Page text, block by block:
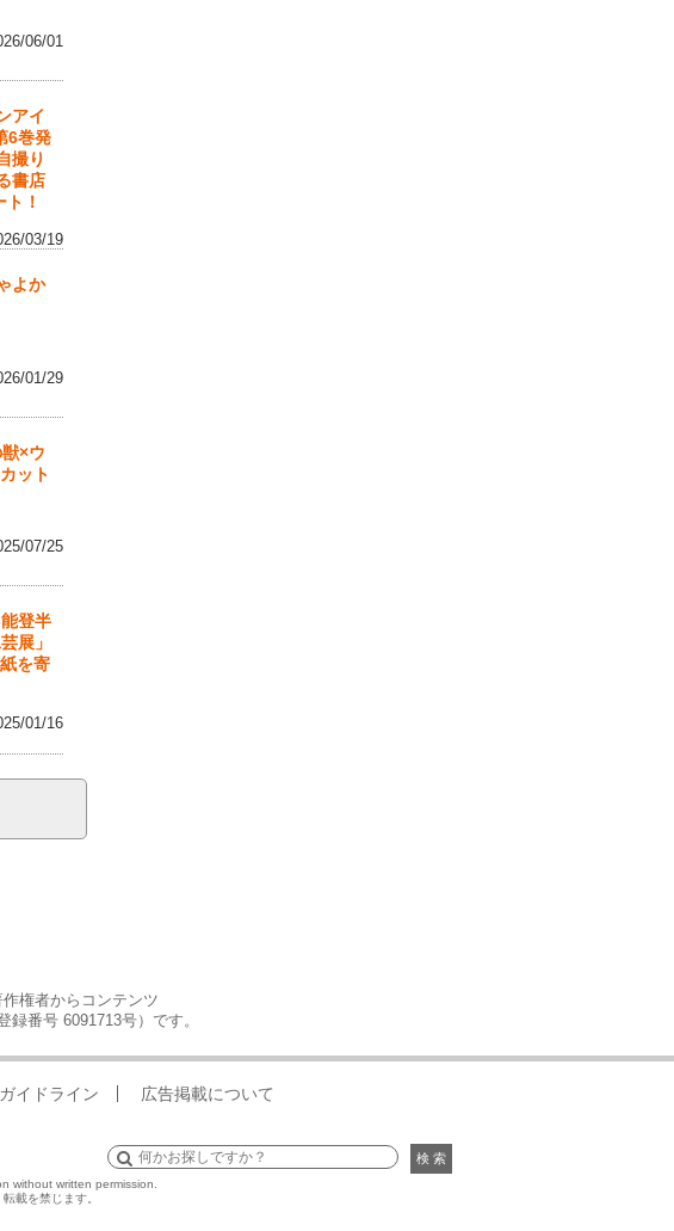
06/01
アイ
6巻発
撮り
書店
！
03/19
よか
01/29
×ウ
ット
07/25
登半
展」
を寄
01/16
権者からコンテンツ
番号 6091713号）です。
イドライン 広告掲載について
検 索
without written permission.
載を禁じます。